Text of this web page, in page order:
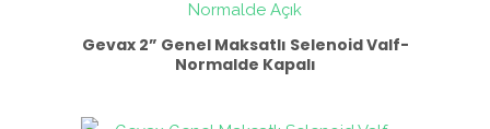
Gevax 2” Genel Maksatlı Selenoid Valf-
Normalde Kapalı